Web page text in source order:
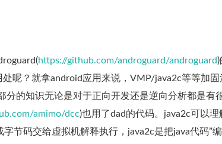
https://github.com/androguard/androguard
呢？就拿android应用来说，VMP/java2c等等加固
的知识无论是对于正向开发还是逆向分析都是有
amimo/dcc)也用了dad的代码。java2c可以理
节码交给虚拟机解释执行，java2c是把java代码”编